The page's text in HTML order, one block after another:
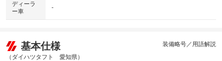
ディーラ
ー車
-
基本仕様
（ダイハツタフト 愛知県）
装備略号／用語解説